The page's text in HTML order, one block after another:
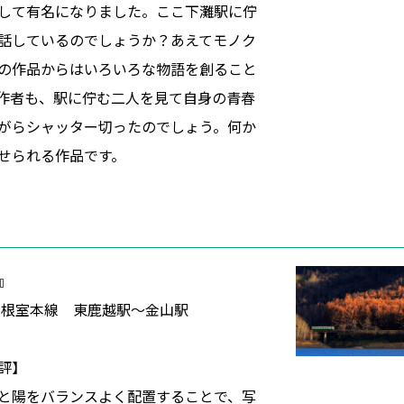
て有名になりました。ここ下灘駅に佇
しているのでしょうか？あえてモノク
作品からはいろいろな物語を創ること
者も、駅に佇む二人を見て自身の青春
らシャッター切ったのでしょう。何か
られる作品です。
室本線 東鹿越駅～金山駅
陽をバランスよく配置することで、写